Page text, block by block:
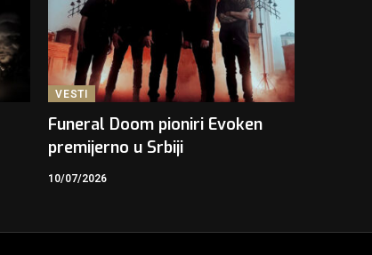
VESTI
Funeral Doom pioniri Evoken
premijerno u Srbiji
10/07/2026